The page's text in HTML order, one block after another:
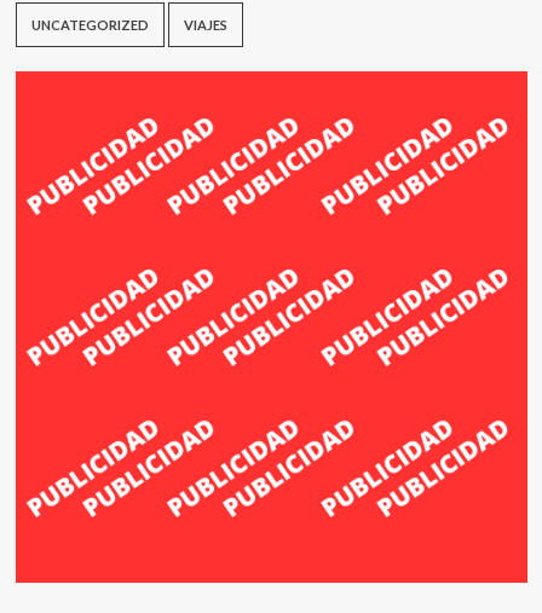
UNCATEGORIZED VIAJES